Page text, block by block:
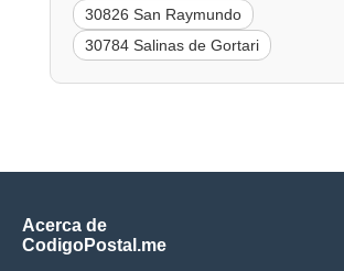
30826 San Raymundo
30784 Salinas de Gortari
Acerca de
CodigoPostal.me